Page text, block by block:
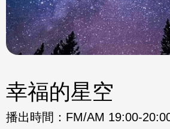
幸福的星空
播出時間： FM/AM 19:00-